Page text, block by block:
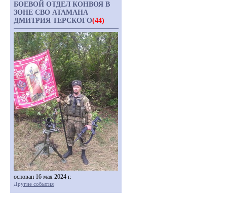
БОЕВОЙ ОТДЕЛ КОНВОЯ В
ЗОНЕ СВО АТАМАНА
ДМИТРИЯ ТЕРСКОГО(44)
основан 16 мая 2024 г.
Другие события